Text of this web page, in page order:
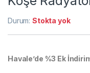
Durum:Stokta yok
Havale’de %3 Ek